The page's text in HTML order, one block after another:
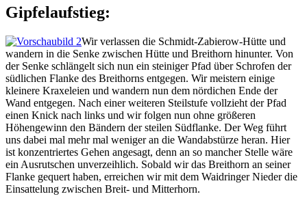
Gipfelaufstieg:
Wir verlassen die Schmidt-Zabierow-Hütte und
wandern in die Senke zwischen Hütte und Breithorn hinunter. Von
der Senke schlängelt sich nun ein steiniger Pfad über Schrofen der
südlichen Flanke des Breithorns entgegen. Wir meistern einige
kleinere Kraxeleien und wandern nun dem nördichen Ende der
Wand entgegen. Nach einer weiteren Steilstufe vollzieht der Pfad
einen Knick nach links und wir folgen nun ohne größeren
Höhengewinn den Bändern der steilen Südflanke. Der Weg führt
uns dabei mal mehr mal weniger an die Wandabstürze heran. Hier
ist konzentriertes Gehen angesagt, denn an so mancher Stelle wäre
ein Ausrutschen unverzeihlich. Sobald wir das Breithorn an seiner
Flanke gequert haben, erreichen wir mit dem Waidringer Nieder die
Einsattelung zwischen Breit- und Mitterhorn.